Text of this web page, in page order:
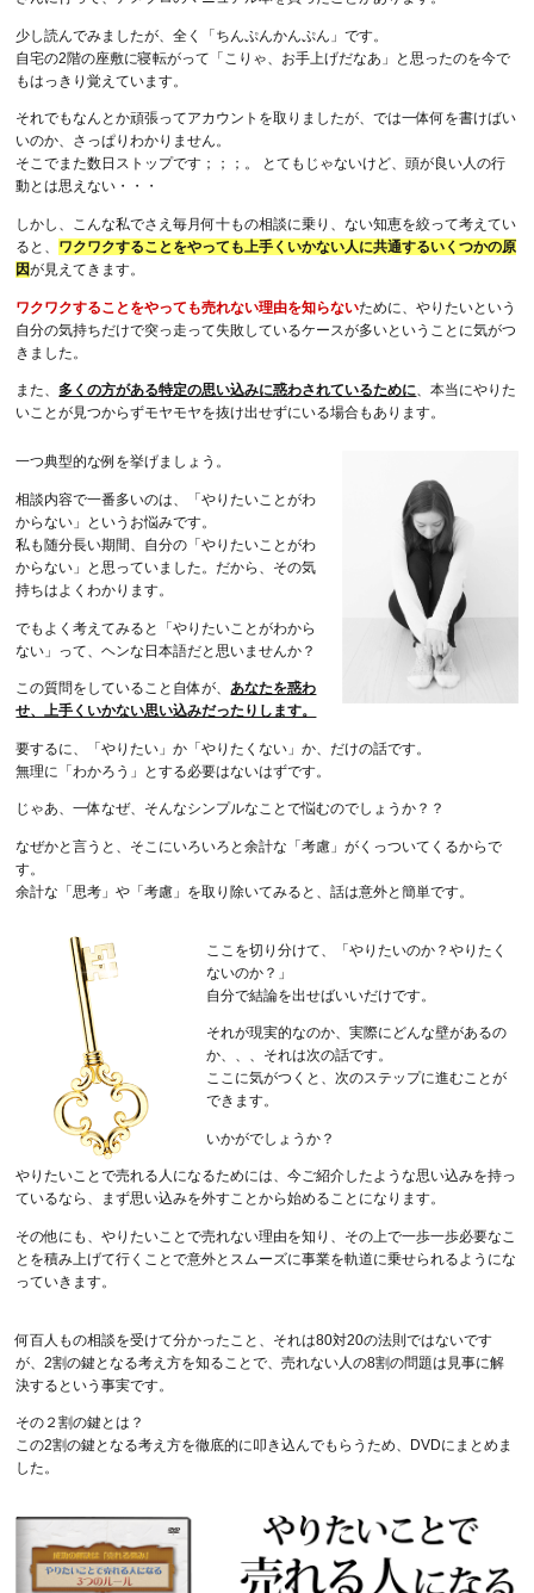
少し読んでみましたが、全く「ちんぷんかんぷん」です。
自宅の2階の座敷に寝転がって「こりゃ、お手上げだなあ」と思ったのを今で
もはっきり覚えています。
それでもなんとか頑張ってアカウントを取りましたが、では一体何を書けばい
いのか、さっぱりわかりません。
そこでまた数日ストップです；；；。 とてもじゃないけど、頭が良い人の行
動とは思えない・・・
しかし、こんな私でさえ毎月何十もの相談に乗り、ない知恵を絞って考えてい
ると、 ワクワクすることをやっても上手くいかない人に共通するいくつかの原
因が見えてきます。
ワクワクすることをやっても売れない理由を知らないために、やりたいという
自分の気持ちだけで突っ走って失敗しているケースが多いということに気がつ
きました。
また、多くの方がある特定の思い込みに惑わされているために、本当にやりた
いことが見つからずモヤモヤを抜け出せずにいる場合もあります。
一つ典型的な例を挙げましょう。
相談内容で一番多いのは、「やりたいことがわ
からない」というお悩みです。
私も随分長い期間、自分の「やりたいことがわ
からない」と思っていました。だから、その気
持ちはよくわかります。
でもよく考えてみると「やりたいことがわから
ない」って、ヘンな日本語だと思いませんか？
この質問をしていること自体が、あなたを惑わ
せ、上手くいかない思い込みだったりします。
要するに、「やりたい」か「やりたくない」か、だけの話です。
無理に「わかろう」とする必要はないはずです。
じゃあ、一体なぜ、そんなシンプルなことで悩むのでしょうか？？
なぜかと言うと、そこにいろいろと余計な「考慮」がくっついてくるからで
す。
余計な「思考」や「考慮」を取り除いてみると、話は意外と簡単です。
ここを切り分けて、「やりたいのか？やりたく
ないのか？」
自分で結論を出せばいいだけです。
それが現実的なのか、実際にどんな壁があるの
か、、、それは次の話です。
ここに気がつくと、次のステップに進むことが
できます。
いかがでしょうか？
やりたいことで売れる人になるためには、今ご紹介したような思い込みを持っ
ているなら、まず思い込みを外すことから始めることになります。
その他にも、やりたいことで売れない理由を知り、その上で一歩一歩必要なこ
とを積み上げて行くことで意外とスムーズに事業を軌道に乗せられるようにな
っていきます。
何百人もの相談を受けて分かったこと、それは80対20の法則ではないです
が、2割の鍵となる考え方を知ることで、売れない人の8割の問題は見事に解
決するという事実です。
その２割の鍵とは？
この2割の鍵となる考え方を徹底的に叩き込んでもらうため、DVDにまとめま
した。